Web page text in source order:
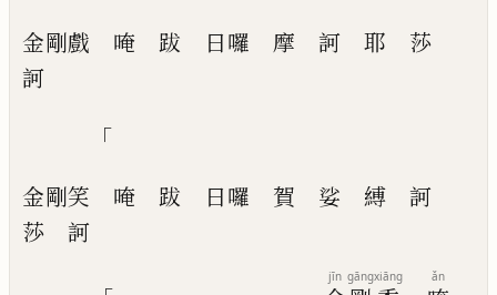
金剛戲 唵 跋 日囉 摩 訶 耶
莎
訶
「
金剛笑 唵 跋 日囉 賀 娑 縛
訶
莎
訶
jīn gāngxiāng ǎn